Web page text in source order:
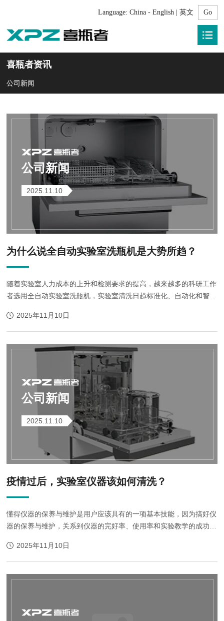
Language: China - English | 英文
喜瓶者资讯
公司新闻
公司新闻
2025.11.10
为什么说全自动实验室洗瓶机是大势所趋？
随着实验室人力成本的上升和检测要求的提高，越来越多的科研工作
者选用全自动实验室洗瓶机，实验室清洗日趋标准化、自动化和智能
规避误差《国际LC-GC》杂志...
2025年11月10日
公司新闻
2025.11.10
疫情过后，实验室仪器该如何清洗？
懂得仪器的保养与维护是用户应该具有的一项基本技能，因为搞好仪
器的保养与维护，关系到仪器的完好率、使用率和实验教学的成功率
有微量静电的微小尘粒，常飘浮...
2025年11月10日